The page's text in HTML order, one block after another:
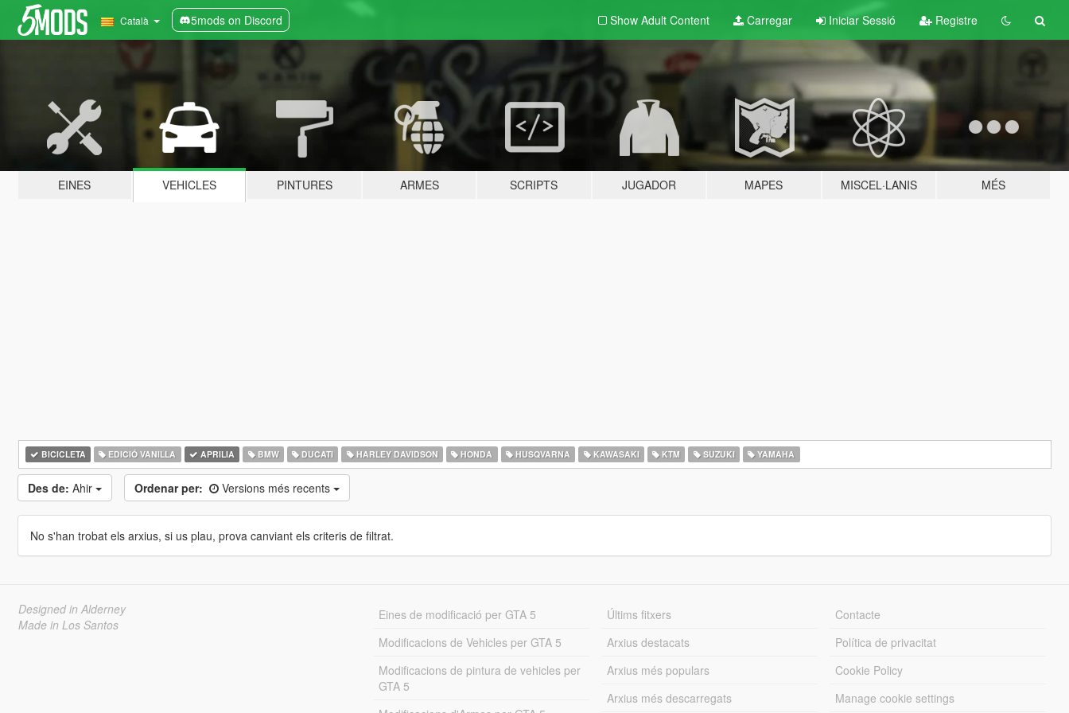
Català 5mods on Discord Show Adult Content Carregar Iniciar Sessió Registre
EINES VEHICLES PINTURES ARMES SCRIPTS JUGADOR MAPES MISCEL·LANIS MÉS
BICICLETA EDICIÓ VANILLA APRILIA BMW DUCATI HARLEY DAVIDSON HONDA HUSQVARNA KAWASAKI KTM SUZUKI YAMAHA
Des de: Ahir Ordenar per: Versions més recents
No s'han trobat els arxius, si us plau, prova canviant els criteris de filtrat.
Designed in Alderney
Made in Los Santos
Eines de modificació per GTA 5
Modificacions de Vehicles per GTA 5
Modificacions de pintura de vehicles per
GTA 5
Últims fitxers
Arxius destacats
Arxius més populars
Arxius més descarregats
Contacte
Política de privacitat
Cookie Policy
Manage cookie settings